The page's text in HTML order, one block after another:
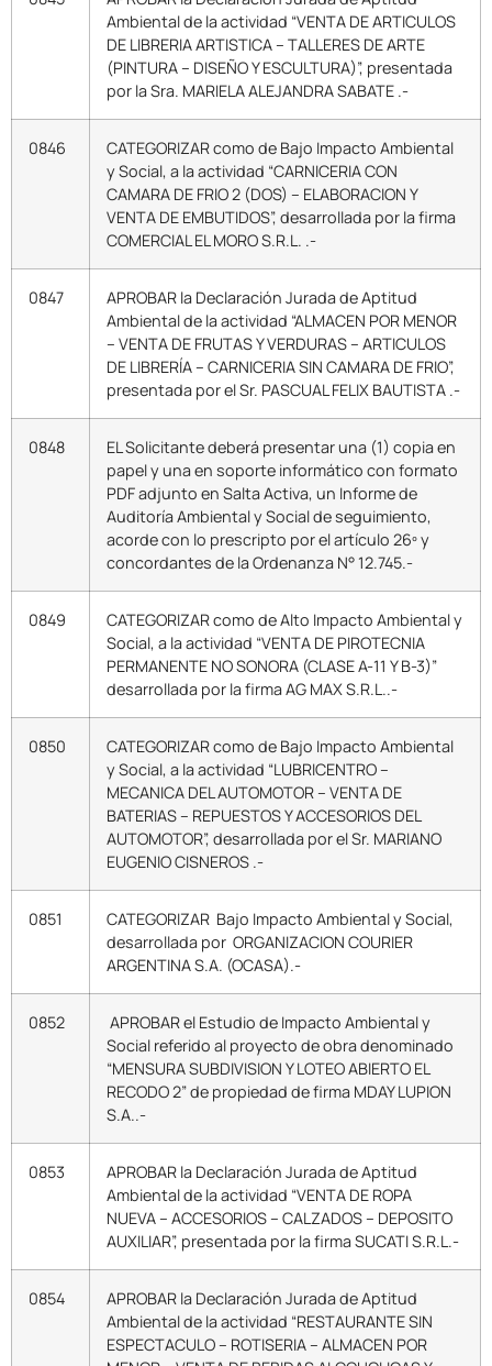
Ambiental de la actividad “VENTA DE ARTICULOS
DE LIBRERIA ARTISTICA – TALLERES DE ARTE
(PINTURA – DISEÑO Y ESCULTURA)”, presentada
por la Sra. MARIELA ALEJANDRA SABATE .-
0846
CATEGORIZAR como de Bajo Impacto Ambiental
y Social, a la actividad “CARNICERIA CON
CAMARA DE FRIO 2 (DOS) – ELABORACION Y
VENTA DE EMBUTIDOS”, desarrollada por la firma
COMERCIAL EL MORO S.R.L. .-
0847
APROBAR la Declaración Jurada de Aptitud
Ambiental de la actividad “ALMACEN POR MENOR
– VENTA DE FRUTAS Y VERDURAS – ARTICULOS
DE LIBRERÍA – CARNICERIA SIN CAMARA DE FRIO”,
presentada por el Sr. PASCUAL FELIX BAUTISTA .-
0848
EL Solicitante deberá presentar una (1) copia en
papel y una en soporte informático con formato
PDF adjunto en Salta Activa, un Informe de
Auditoría Ambiental y Social de seguimiento,
acorde con lo prescripto por el artículo 26º y
concordantes de la Ordenanza N° 12.745.-
0849
CATEGORIZAR como de Alto Impacto Ambiental y
Social, a la actividad “VENTA DE PIROTECNIA
PERMANENTE NO SONORA (CLASE A-11 Y B-3)”
desarrollada por la firma AG MAX S.R.L..-
0850
CATEGORIZAR como de Bajo Impacto Ambiental
y Social, a la actividad “LUBRICENTRO –
MECANICA DEL AUTOMOTOR – VENTA DE
BATERIAS – REPUESTOS Y ACCESORIOS DEL
AUTOMOTOR”, desarrollada por el Sr. MARIANO
EUGENIO CISNEROS .-
0851
CATEGORIZAR Bajo Impacto Ambiental y Social,
desarrollada por ORGANIZACION COURIER
ARGENTINA S.A. (OCASA).-
0852
APROBAR el Estudio de Impacto Ambiental y
Social referido al proyecto de obra denominado
“MENSURA SUBDIVISION Y LOTEO ABIERTO EL
RECODO 2” de propiedad de firma MDAY LUPION
S.A..-
0853
APROBAR la Declaración Jurada de Aptitud
Ambiental de la actividad “VENTA DE ROPA
NUEVA – ACCESORIOS – CALZADOS – DEPOSITO
AUXILIAR”, presentada por la firma SUCATI S.R.L.-
0854
APROBAR la Declaración Jurada de Aptitud
Ambiental de la actividad “RESTAURANTE SIN
ESPECTACULO – ROTISERIA – ALMACEN POR